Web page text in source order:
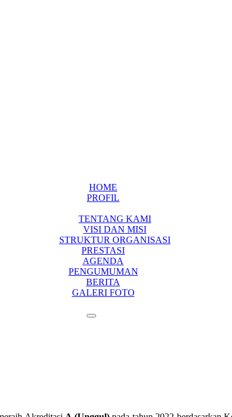
HOME
PROFIL
TENTANG KAMI
VISI DAN MISI
STRUKTUR ORGANISASI
PRESTASI
AGENDA
PENGUMUMAN
BERITA
GALERI FOTO